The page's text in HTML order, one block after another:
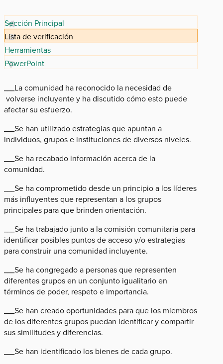
Sección Principal
Lista de verificación
Herramientas
PowerPoint
___La comunidad ha reconocido la necesidad de
volverse incluyente y ha discutido cómo esto puede
afectar su esfuerzo.
___Se han utilizado estrategias que apuntan a
individuos, grupos e instituciones de diversos niveles.
___Se ha recabado información acerca de la
comunidad.
___Se ha comprometido desde un principio a los líderes
más influyentes que representan a los grupos
principales para que brinden orientación.
___Se ha trabajado junto a la comisión comunitaria para
identificar posibles puntos de acceso y/o estrategias
para construir una comunidad incluyente.
___Se ha congregado a personas que representen
diferentes grupos en un conjunto igualitario en
términos de poder, respeto e importancia.
___Se han creado oportunidades para que los miembros
de los diferentes grupos puedan identificar y compartir
sus similitudes y diferencias.
___Se han identificado los bienes de cada grupo.